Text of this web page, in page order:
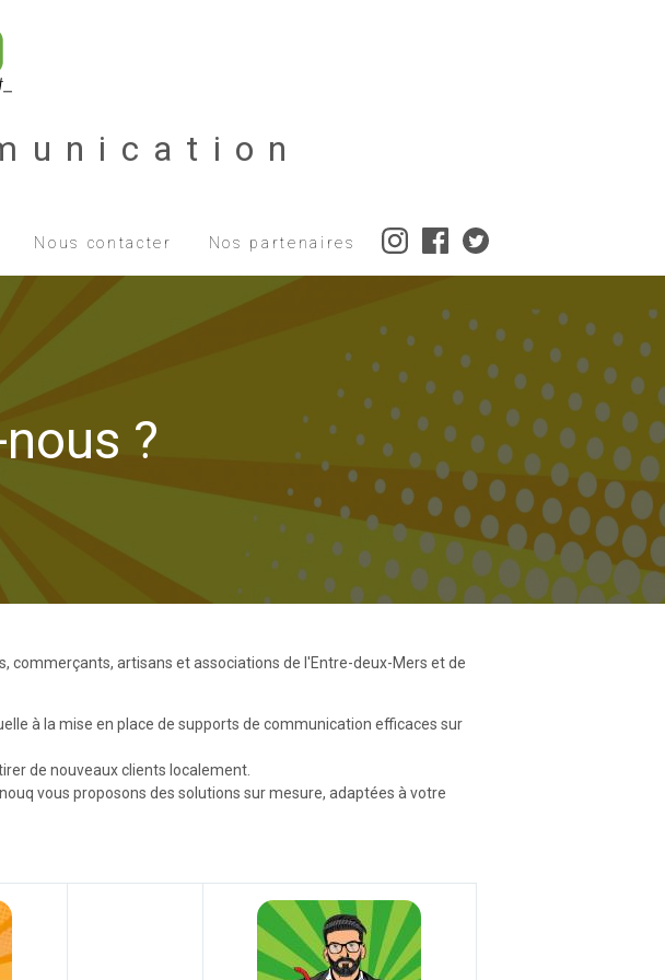
Nous contacter Nos partenaires
?
commerçants, artisans et associations de l'Entre-deux-Mers et de
à la mise en place de supports de communication efficaces sur
de nouveaux clients localement.
vous proposons des solutions sur mesure, adaptées à votre